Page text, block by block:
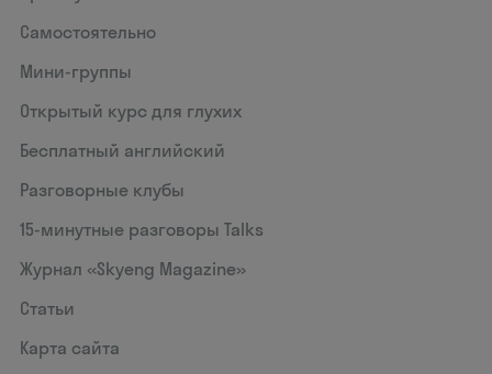
Самостоятельно
Мини-группы
Открытый курс для глухих
Бесплатный английский
Разговорные клубы
15‑минутные разговоры Talks
Журнал «Skyeng Magazine»
Статьи
Карта сайта